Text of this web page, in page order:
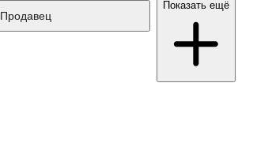
Продавец
Показать ещё